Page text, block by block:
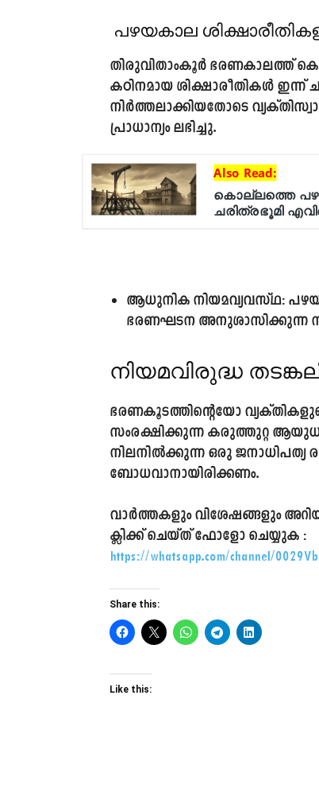
പഴയകാല
തിരുവിതാംകൂർ ഭരണകാലത്ത്
കഠിനമായ ശിക്ഷാരീതികൾ ഇന്ന്
നിർത്തലാക്കിയതോടെ
പ്രാധാന്യം ലഭിച്ചു.
ആധുനിക നിയമവ്യവസ്ഥ:
ഭരണഘടന അനുശാസിക്കുന്ന
നിയമവിരുദ്ധ
ഭരണകൂടത്തിന്റെയോ
സംരക്ഷിക്കുന്ന കരുത്തുറ്റ
നിലനിൽക്കുന്ന ഒരു ജനാധിപത്യ
ബോധവാനായിരിക്കണം.
വാർത്തകളും വിശേഷങ്ങളും
ക്ലിക്ക് ചെയ്ത് ഫോളോ ചെയ്യുക :
https://whatsapp.com/channel/
Share this:
Like this: